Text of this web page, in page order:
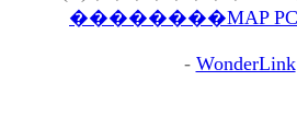
��������MAP
- WonderLink